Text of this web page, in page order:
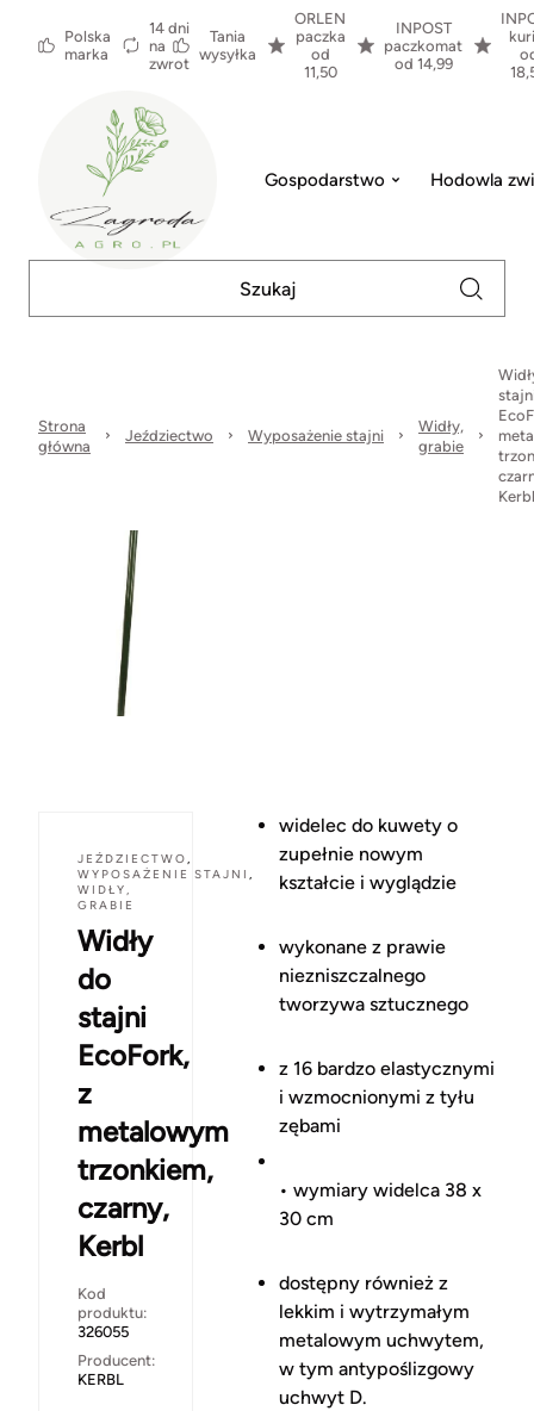
Polska
marka
14 dni
na
zwrot
Tania
wysyłka
ORLEN
paczka
od
11,50
INPOST
paczkomat
od 14,99
Gospodarstwo Hodowla
Strona
główna
Jeździectwo Wyposażenie stajni
Widły,
grabie
Kerbl
JEŹDZIECTWO,
WYPOSAŻENIE STAJNI ,
WIDŁY,
GRABIE
Widły
do
stajni
EcoFork,
z
metalowym
trzonkiem,
czarny,
Kerbl
Kod
produktu:
326055
Producent:
KERBL
widelec do kuwety o
zupełnie nowym
kształcie i wyglądzie
wykonane z prawie
niezniszczalnego
tworzywa sztucznego
z 16 bardzo elastycznymi
i wzmocnionymi z tyłu
zębami
• wymiary widelca 38 x
30 cm
dostępny również z
lekkim i wytrzymałym
metalowym uchwytem,
w tym antypoślizgowy
uchwyt D.